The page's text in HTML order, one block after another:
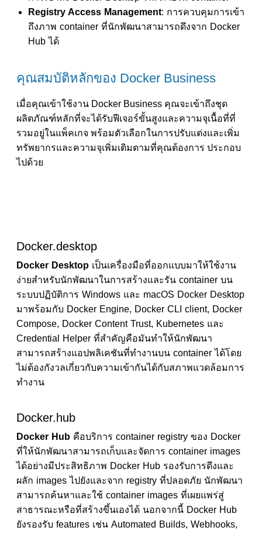
Registry Access Management: การควบคุมการเข้า
ถึงภาพ container ที่นักพัฒนาสามารถดึงจาก Docker
Hub ได้
คุณสมบัติหลักของ Docker Business
เมื่อคุณเข้าใช้งาน Docker Business คุณจะเข้าถึงชุด
ผลิตภัณฑ์หลักที่จะได้รับฟีเจอร์ขั้นสูงและความจุเนื้อที่ที่
รวมอยู่ในแพ็คเกจ พร้อมตัวเลือกในการปรับแต่งและเพิ่ม
ทรัพยากรและความจุเพิ่มเติมตามที่คุณต้องการ ประกอบ
ไปด้วย
Docker.desktop
Docker Desktop เป็นเครื่องมือที่ออกแบบมาให้ใช้งาน
ง่ายสำหรับนักพัฒนาในการสร้างและรัน container บน
ระบบปฏิบัติการ Windows และ macOS Docker Desktop
มาพร้อมกับ Docker Engine, Docker CLI client, Docker
Compose, Docker Content Trust, Kubernetes และ
Credential Helper ที่สำคัญคือมันทำให้นักพัฒนา
สามารถสร้างแอปพลิเคชันที่ทำงานบน container ได้โดย
ไม่ต้องกังวลเกี่ยวกับความเข้ากันได้กับสภาพแวดล้อมการ
ทำงาน
Docker.hub
Docker Hub คือบริการ container registry ของ Docker
ที่ให้นักพัฒนาสามารถเก็บและจัดการ container images
ได้อย่างมีประสิทธิภาพ Docker Hub รองรับการดึงและ
ผลัก images ไปยังและจาก registry ที่ปลอดภัย นักพัฒนา
สามารถค้นหาและใช้ container images ที่เผยแพร่สู่
สาธารณะหรือที่สร้างขึ้นเองได้ นอกจากนี้ Docker Hub
ยังรองรับ features เช่น Automated Builds, Webhooks,